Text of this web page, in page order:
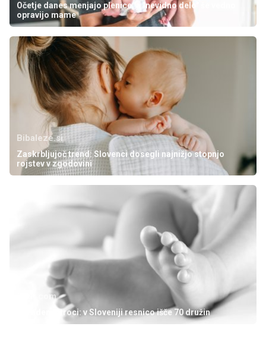
Očetje danes menjajo plenice, a "nevidno delo" še vedno
opravijo mame
Bibaleze.si
Zaskrbljujoč trend: Slovenci dosegli najnižjo stopnjo
rojstev v zgodovini
24ur.com
Ukradeni otroci: v Sloveniji resnico išče 70 družin